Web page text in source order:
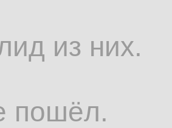
из них.
пошёл.